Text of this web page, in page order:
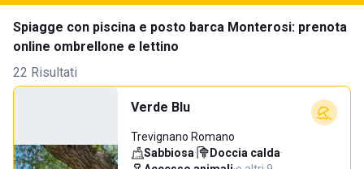
Spiagge con piscina e posto barca Monterosi: prenota
online ombrellone e lettino
22 Risultati
Verde Blu
Trevignano Romano
Sabbiosa· Doccia calda·